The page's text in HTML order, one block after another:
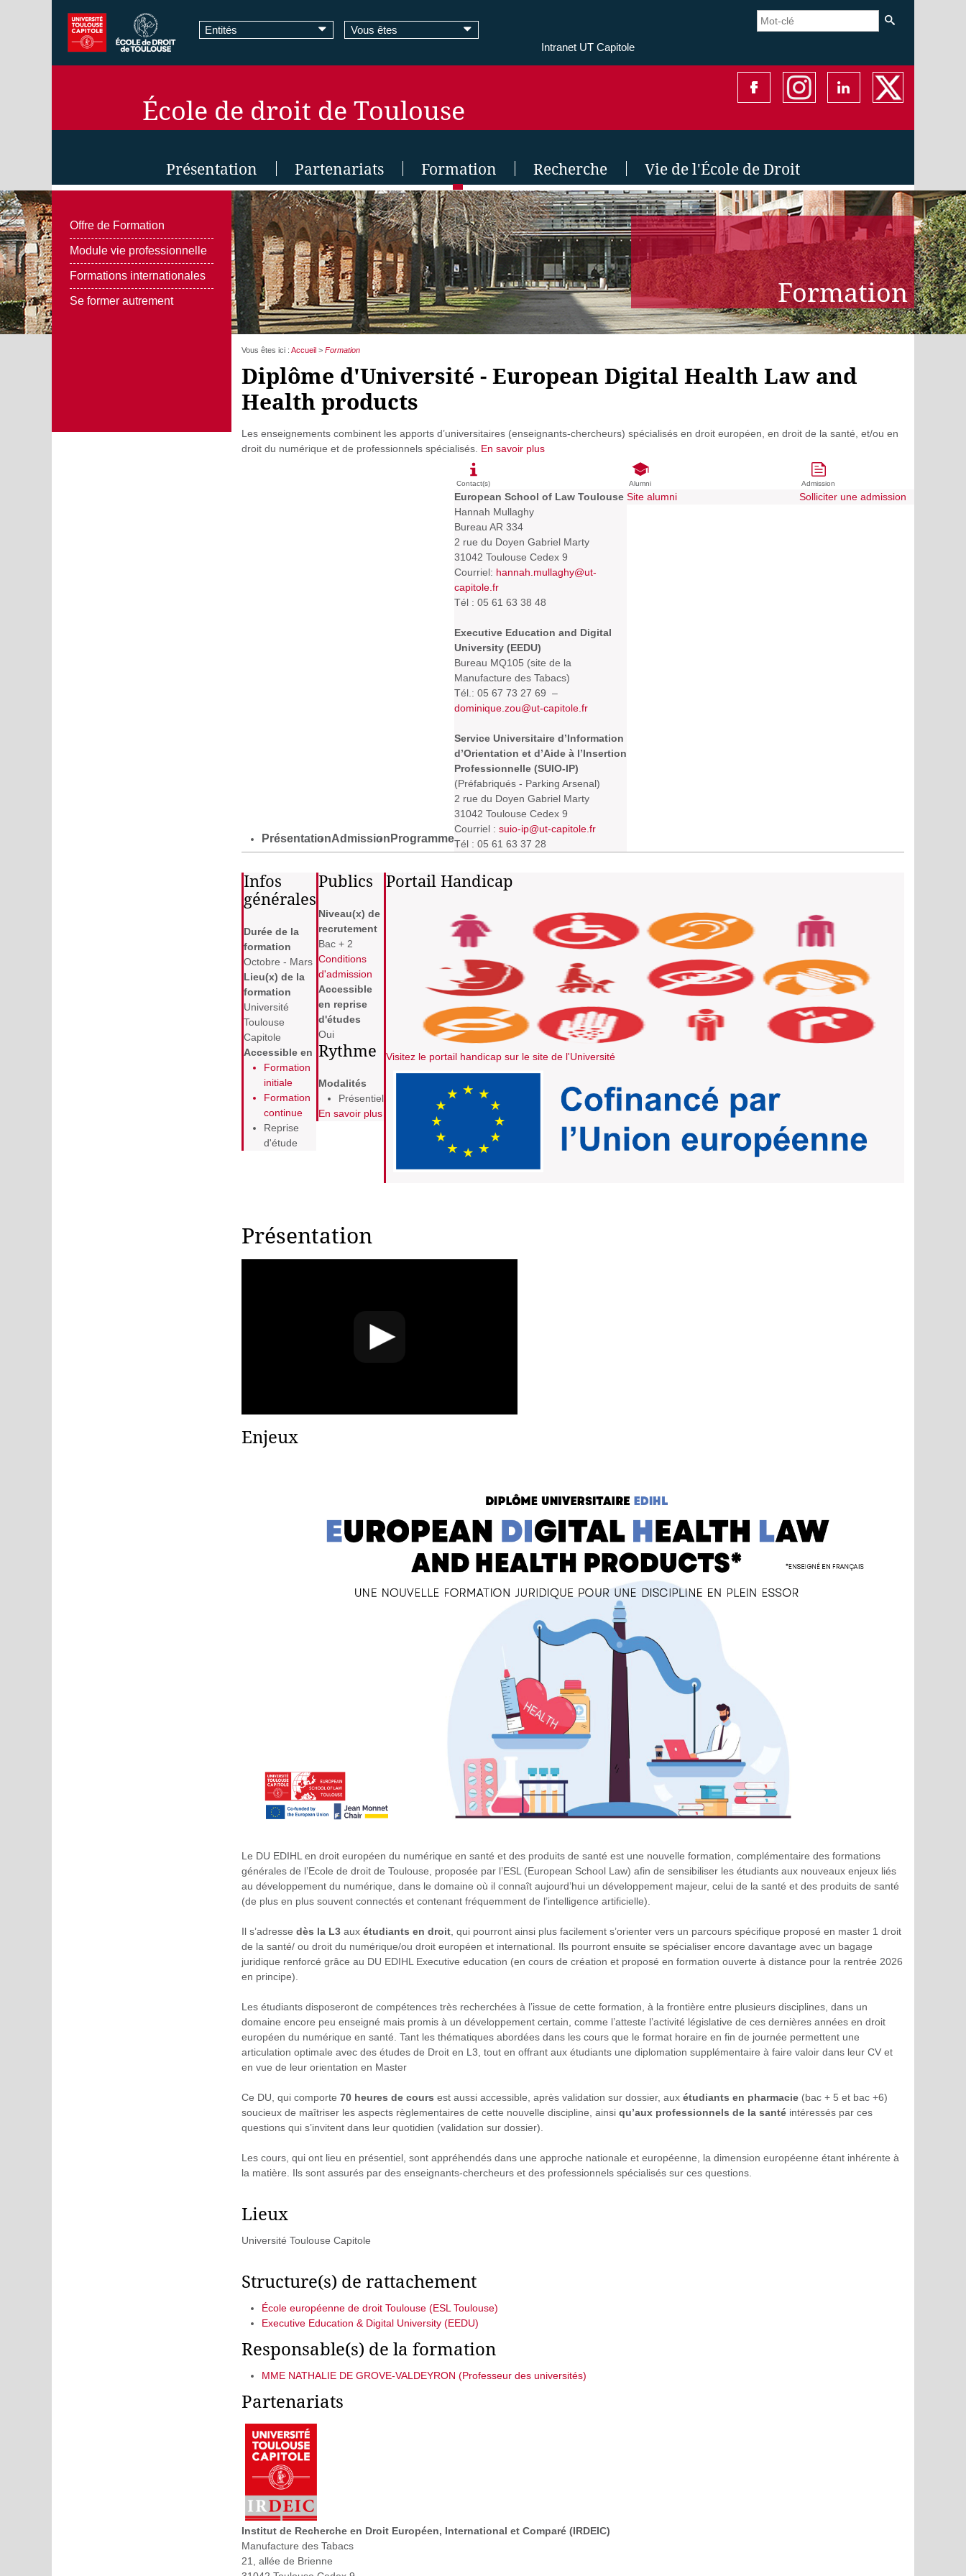
Entités Vous êtes
École de droit de Toulouse
Présentation Partenariats Formation Recherche Vie de l'École de Droit
Formation
Offre de Formation
Module vie professionnelle
Formations internationales
Se former autrement
Vous êtes ici : Accueil > Formation
Diplôme d'Université - European Digital Health Law and
Health products
Les enseignements combinent les apports d’universitaires (enseignants-chercheurs) spécialisés en droit européen, en droit de la santé, et/ou en
droit du numérique et de professionnels spécialisés. En savoir plus
PrésentationAdmission Programme
Contact(s)
European School of Law Toulouse
Hannah Mullaghy
Bureau AR 334
2 rue du Doyen Gabriel Marty
31042 Toulouse Cedex 9
Courriel: hannah.mullaghy@ut-
capitole.fr
Tél : 05 61 63 38 48
Executive Education and Digital
University (EEDU)
Bureau MQ105 (site de la
Manufacture des Tabacs)
Tél.: 05 67 73 27 69 –
dominique.zou@ut-capitole.fr
Service Universitaire d’Information
d’Orientation et d’Aide à l’Insertion
Professionnelle (SUIO-IP)
(Préfabriqués - Parking Arsenal)
2 rue du Doyen Gabriel Marty
31042 Toulouse Cedex 9
Courriel : suio-ip@ut-capitole.fr
Tél : 05 61 63 37 28
Alumni
Site alumni
Admission
Solliciter une admission
Infos
générales
Durée de la
formation
Octobre - Mars
Lieu(x) de la
formation
Université
Toulouse
Capitole
Accessible en
Formation
initiale
Formation
continue
Reprise
d'étude
Publics
Niveau(x) de
recrutement
Bac + 2
Conditions
d'admission
Accessible
en reprise
d'études
Oui
Rythme
Modalités
Présentiel
En savoir plus
Portail Handicap
Visitez le portail handicap sur le site de l'Université
Présentation
Enjeux
Le DU EDIHL en droit européen du numérique en santé et des produits de santé est une nouvelle formation, complémentaire des formations
générales de l’Ecole de droit de Toulouse, proposée par l’ESL (European School Law) afin de sensibiliser les étudiants aux nouveaux enjeux liés
au développement du numérique, dans le domaine où il connaît aujourd’hui un développement majeur, celui de la santé et des produits de santé
(de plus en plus souvent connectés et contenant fréquemment de l’intelligence artificielle).
Il s’adresse dès la L3aux étudiants en droit, qui pourront ainsi plus facilement s’orienter vers un parcours spécifique proposé en master 1 droit
de la santé/ ou droit du numérique/ou droit européen et international. Ils pourront ensuite se spécialiser encore davantage avec un bagage
juridique renforcé grâce au DU EDIHL Executive education (en cours de création et proposé en formation ouverte à distance pour la rentrée 2026
en principe).
Les étudiants disposeront de compétences très recherchées à l’issue de cette formation, à la frontière entre plusieurs disciplines, dans un
domaine encore peu enseigné mais promis à un développement certain, comme l’atteste l’activité législative de ces dernières années en droit
européen du numérique en santé. Tant les thématiques abordées dans les cours que le format horaire en fin de journée permettent une
articulation optimale avec des études de Droit en L3, tout en offrant aux étudiants une diplomation supplémentaire à faire valoir dans leur CV et
en vue de leur orientation en Master
Ce DU, qui comporte 70 heures de cours est aussi accessible, après validation sur dossier, aux étudiants en pharmacie(bac + 5 et bac +6)
soucieux de maîtriser les aspects règlementaires de cette nouvelle discipline, ainsi qu’aux professionnels de la santéintéressés par ces
questions qui s’invitent dans leur quotidien (validation sur dossier).
Les cours, qui ont lieu en présentiel, sont appréhendés dans une approche nationale et européenne, la dimension européenne étant inhérente à
la matière. Ils sont assurés par des enseignants-chercheurs et des professionnels spécialisés sur ces questions.
Lieux
Université Toulouse Capitole
Structure(s) de rattachement
École européenne de droit Toulouse (ESL Toulouse)
Executive Education & Digital University (EEDU)
Responsable(s) de la formation
MME NATHALIE DE GROVE-VALDEYRON (Professeur des universités)
Partenariats
Institut de Recherche en Droit Européen, International et Comparé (IRDEIC)
Manufacture des Tabacs
21, allée de Brienne
Intranet UT Capitole